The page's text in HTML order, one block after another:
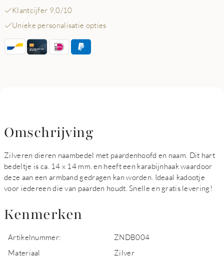
Klantcijfer 9,0/10
Unieke personalisatie opties
Omschrijving
Zilveren dieren naambedel met paardenhoofd en naam. Dit hart
bedeltje is ca. 14 x 14 mm. en heeft een karabijnhaak waardoor
deze aan een armband gedragen kan worden. Ideaal kadootje
voor iedereen die van paarden houdt. Snelle en gratis levering!
Kenmerken
Artikelnummer:
ZNDB004
Materiaal
Zilver